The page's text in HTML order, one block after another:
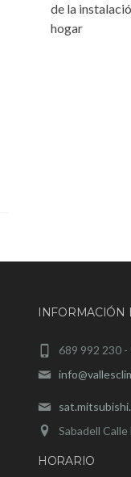
de la
hogar
INFORMACIÓN
689 992 230
Sabadell
HORARIO